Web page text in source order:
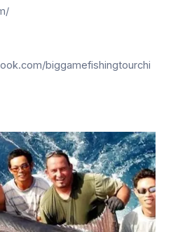
biggamefishingtourchi